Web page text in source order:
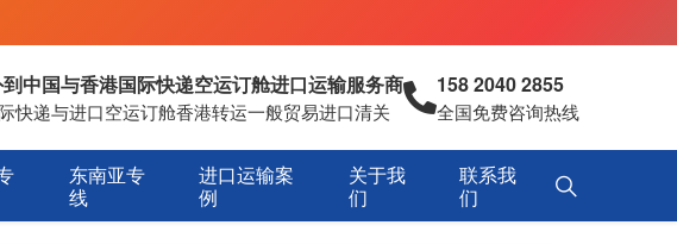
中国与香港国际快递空运订舱进口运输服务商
快递与进口空运订舱香港转运一般贸易进口清关
158 2040 2855
全国免费咨询热线
东南亚专
线
进口运输案
例
关于我
们
联系我
们